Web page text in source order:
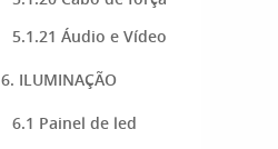
5.1.21 Áudio e Vídeo
6. ILUMINAÇÃO
6.1 Painel de led